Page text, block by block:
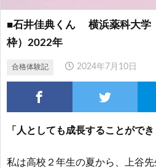
■石井佳典くん 横浜薬科大学
枠）2022年
合格体験記 2024年7月10日
「人としても成長することができ
私は高校２年生の夏から、上谷